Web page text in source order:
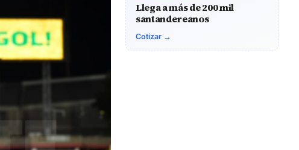
Llega a más de 200 mil
santandereanos
Cotizar →